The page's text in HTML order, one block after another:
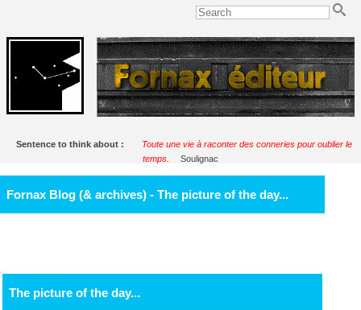
Sentence to think about :
Toute une vie à raconter des conneries pour oublier le
temps.
Soulignac
Fornax Blog (& archives) - The picture of the day...
The picture of the day...